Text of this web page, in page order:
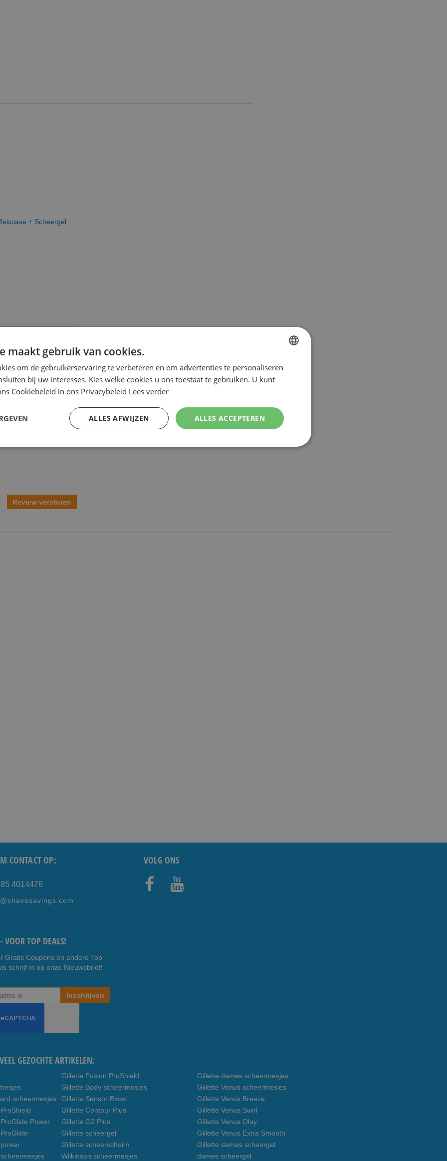
+ Scheergel
Review versturen
CONTACT OP:
4014476
VOLG ONS
VOOR TOP DEALS!
Gratis Coupons en andere Top
schrijf in op onze Nieuwsbrief!
Inschrijven
GEZOCHTE ARTIKELEN:
scheermesjes
Power
Gillette Fusion ProShield
Gillette Body scheermesjes
Gillette Sensor Excel
Gillette Contour Plus
Gillette G2 Plus
Gillette scheergel
Gillette scheerschuim
Wilkinson scheermesjes
Gillette dames scheermesjes
Gillette Venus scheermesjes
Gillette Venus Breeze
Gillette Venus Swirl
Gillette Venus Olay
Gillette Venus Extra Smooth
Gillette dames scheergel
dames scheergel
DUTCH
ENGLISH
maakt gebruik van cookies.
om de gebruikerservaring te verbeteren en om advertenties te personaliseren
bij uw interesses. Kies welke cookies u ons toestaat te gebruiken. U kunt
Cookiebeleid in ons Privacybeleid Lees verder
ALLES ACCEPTEREN
ALLES AFWIJZEN